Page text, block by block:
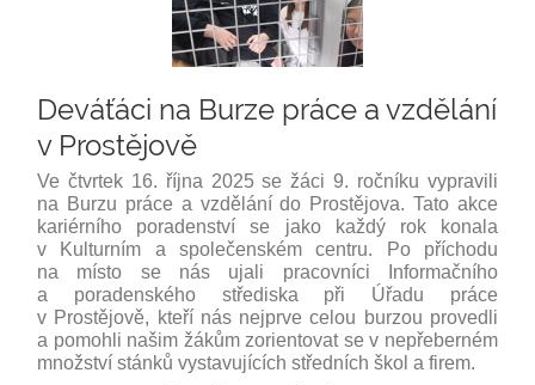
Deváťáci na Burze práce a vzdělání
v Prostějově
Ve čtvrtek 16. října 2025 se žáci 9. ročníku vypravili
na Burzu práce a vzdělání do Prostějova. Tato akce
kariérního poradenství se jako každý rok konala
v Kulturním a společenském centru. Po příchodu
na místo se nás ujali pracovníci Informačního
a poradenského střediska při Úřadu práce
v Prostějově, kteří nás nejprve celou burzou provedli
a pomohli našim žákům zorientovat se v nepřeberném
množství stánků vystavujících středních škol a firem.